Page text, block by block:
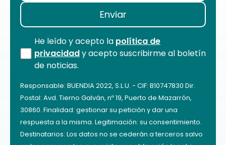
He leído y acepto la política de
privacidady acepto suscribirme al boletín
de noticias.
Responsable: BUENDIA 2022, S.L.U. - CIF: B10747830 Dir.
Postal: Avd. Tierno Galván, nº 19, Puerto de Mazarrón,
30860. Finalidad: gestionar su petición y dar una
respuesta a la misma. Legitimación: su consentimiento.
Destinatarios: Los datos no se cederán a terceros salvo